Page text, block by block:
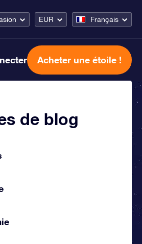
EUR Français
Acheter une étoile !
de blog